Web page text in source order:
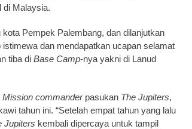
di Malaysia.
Pempek Palembang, dan dilanjutkan
dan mendapatkan ucapan selamat
tiba di Base Camp-nya yakni di Lanud
Mission commanderpasukan The Jupiters,
tahun ini. “Setelah empat tahun yang lalu
Jupiters kembali dipercaya untuk tampil